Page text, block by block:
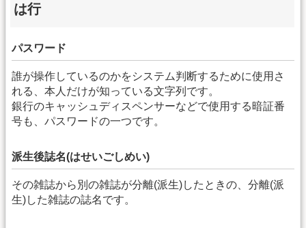
は行
パスワード
誰が操作しているのかをシステム判断するために使用さ
れる、本人だけが知っている文字列です。
銀行のキャッシュディスペンサーなどで使用する暗証番
号も、パスワードの一つです。
派生後誌名(はせいごしめい)
その雑誌から別の雑誌が分離(派生)したときの、分離(派
生)した雑誌の誌名です。